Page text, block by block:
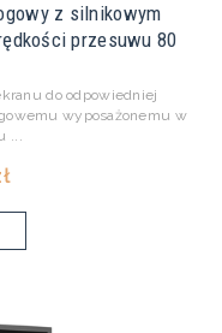
z silnikowym
przesuwu 80
do odpowiedniej
wyposażonemu w
...